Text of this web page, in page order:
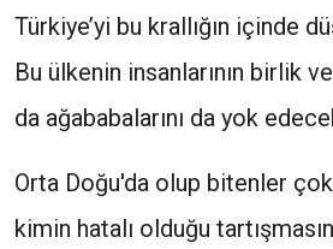
Türkiye’yi bu krallığın içinde
Bu ülkenin insanlarının birlik
da ağababalarını da yok
Orta Doğu'da olup bitenler
kimin hatalı olduğu